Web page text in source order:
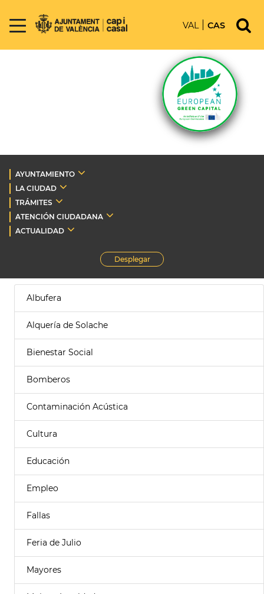
VAL CAS
AYUNTAMIENTO
LA CIUDAD
TRÁMITES
ATENCIÓN CIUDADANA
ACTUALIDAD
Desplegar
Albufera
Alquería de Solache
Bienestar Social
Bomberos
Contaminación Acústica
Cultura
Educación
Empleo
Fallas
Feria de Julio
Mayores